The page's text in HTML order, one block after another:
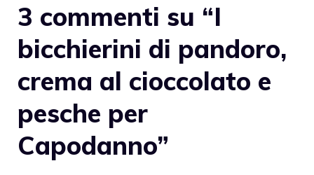
3 commenti su “I
bicchierini di pandoro,
crema al cioccolato e
pesche per
Capodanno”